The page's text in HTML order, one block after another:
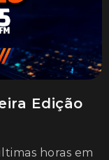
Edição
horas em